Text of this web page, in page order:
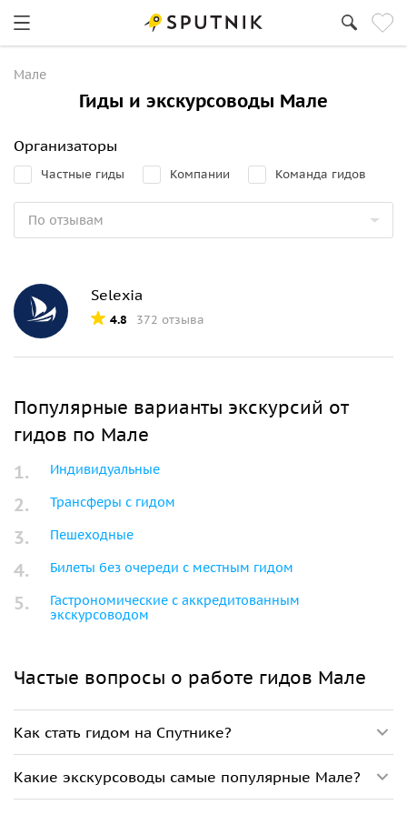
Мале
Гиды и экскурсоводы Мале
Организаторы
Частные гиды Компании Команда гидов
Selexia
4.8 372 отзыва
Популярные варианты экскурсий от
гидов по Мале
Индивидуальные
Трансферы с гидом
Пешеходные
Билеты без очереди с местным гидом
Гастрономические с аккредитованным
экскурсоводом
Частые вопросы о работе гидов Мале
Как стать гидом на Спутнике?
Какие экскурсоводы самые популярные Мале?